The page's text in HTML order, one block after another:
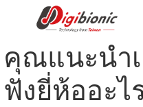
คุณแนะนำ
ฟังยี่ห้ออะไ